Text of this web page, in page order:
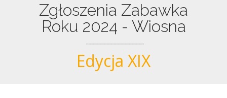
Zgłoszenia Zabawka
Roku 2024 - Wiosna
Edycja XIX